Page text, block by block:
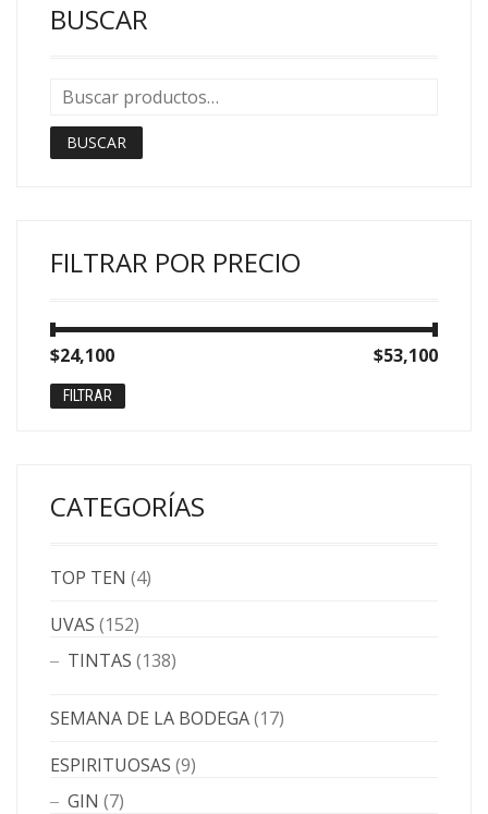
BUSCAR
BUSCAR
FILTRAR POR PRECIO
Precio
mínimo
Precio
máximo
FILTRAR
$24,100 $53,100
CATEGORÍAS
TOP TEN (4)
UVAS (152)
TINTAS (138)
SEMANA DE LA BODEGA(17)
ESPIRITUOSAS (9)
GIN (7)